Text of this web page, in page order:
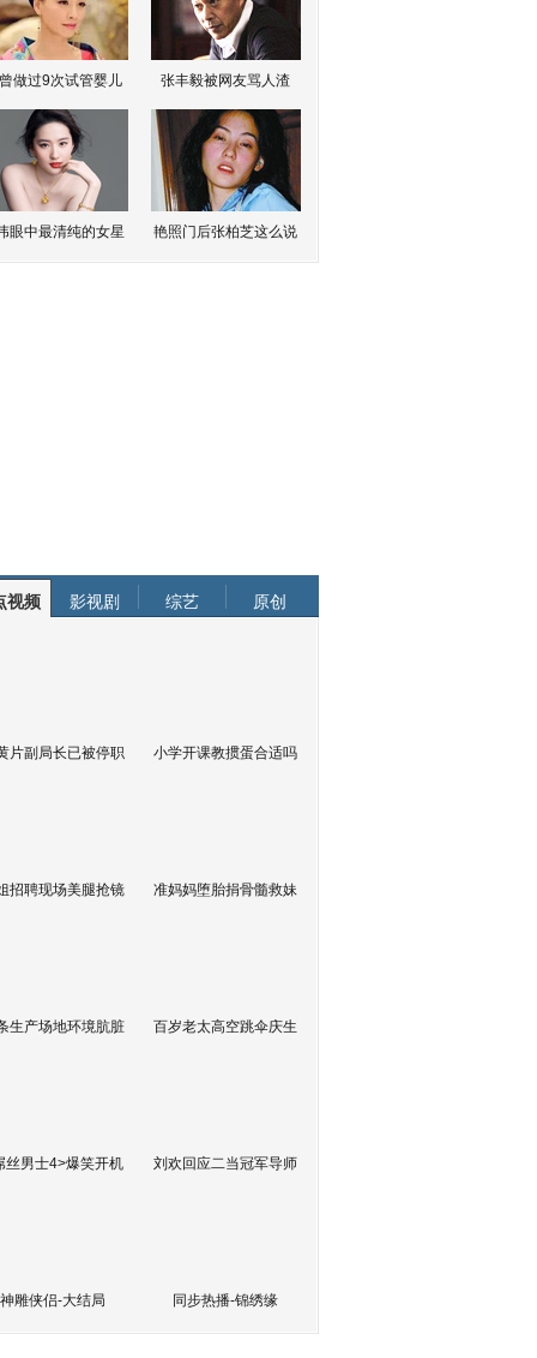
做过9次试管婴儿 张丰毅被网友骂人渣
眼中最清纯的女星 艳照门后张柏芝这么说
视频 影视剧 综艺 原创
片副局长已被停职 小学开课教掼蛋合适吗
招聘现场美腿抢镜 准妈妈堕胎捐骨髓救妹
生产场地环境肮脏 百岁老太高空跳伞庆生
丝男士4>爆笑开机 刘欢回应二当冠军导师
神雕侠侣-大结局 同步热播-锦绣缘